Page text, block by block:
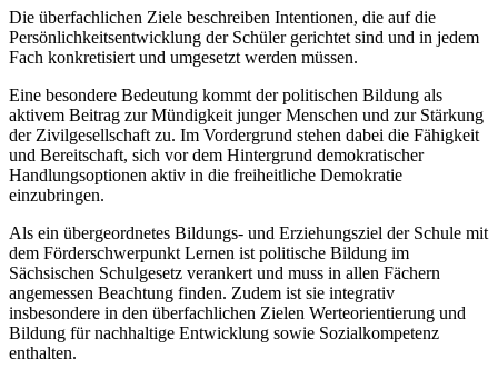
Die überfachlichen Ziele beschreiben Intentionen, die auf die
Persönlichkeitsentwicklung der Schüler gerichtet sind und in jedem
Fach konkretisiert und umgesetzt werden müssen.
Eine besondere Bedeutung kommt der politischen Bildung als
aktivem Beitrag zur Mündigkeit junger Menschen und zur Stärkung
der Zivilgesellschaft zu. Im Vordergrund stehen dabei die Fähigkeit
und Bereitschaft, sich vor dem Hintergrund demokratischer
Handlungsoptionen aktiv in die freiheitliche Demokratie
einzubringen.
Als ein übergeordnetes Bildungs- und Erziehungsziel der Schule mit
dem Förderschwerpunkt Lernen ist politische Bildung im
Sächsischen Schulgesetz verankert und muss in allen Fächern
angemessen Beachtung finden. Zudem ist sie integrativ
insbesondere in den überfachlichen Zielen Werteorientierung und
Bildung für nachhaltige Entwicklung sowie Sozialkompetenz
enthalten.